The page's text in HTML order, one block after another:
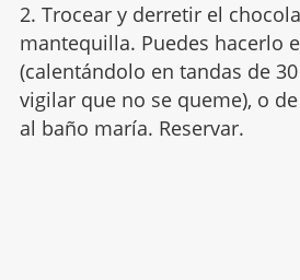
2. Trocear y derretir el
mantequilla. Puedes hacerlo
(calentándolo en tandas de
vigilar que no se queme), o
al baño maría. Reservar.